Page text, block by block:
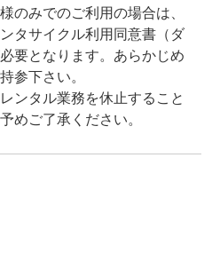
のみでのご利用の場合は、
タサイクル利用同意書（ダ
要となります。あらかじめ
参下さい。
ンタル業務を休止すること
めご了承ください。